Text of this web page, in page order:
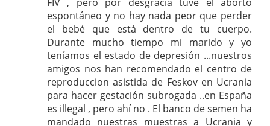
espontáneo y no hay nada peor que perder
el bebé que está dentro de tu cuerpo.
Durante mucho tiempo mi marido y yo
teníamos el estado de depresión ...nuestros
amigos nos han recomendado el centro de
reproduccion asistida de Feskov en Ucrania
para hacer gestación subrogada ..en España
es illegal , pero ahí no . El banco de semen ha
mandado nuestras muestras a Ucrania y